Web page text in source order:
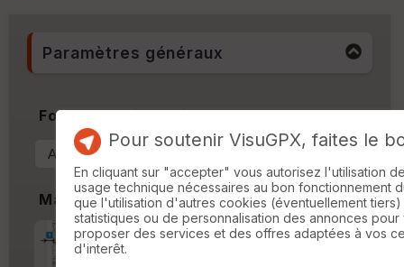
Paramètres généraux
Format & Orientation
Marges
Marge d'impression cm
Pour soutenir VisuGPX, faites le
En cliquant sur "accepter" vous autorisez l'utilisation
usage technique nécessaires au bon fonctionnement
que l'utilisation d'autres cookies (éventuellement
statistiques ou de personnalisation des annonces pour
proposer des services et des offres adaptées à vos
d'interêt.